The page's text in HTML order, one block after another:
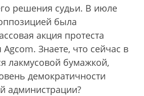
решения судьи. В июле
была
акция протеста
Знаете, что сейчас в
лакмусовой бумажкой,
демократичности
администрации?